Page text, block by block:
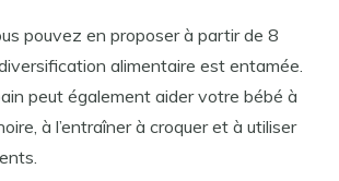
pouvez en proposer à partir de 8
alimentaire est entamée.
peut également aider votre bébé à
à l’entraîner à croquer et à utiliser